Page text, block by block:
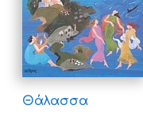
Θάλασσα